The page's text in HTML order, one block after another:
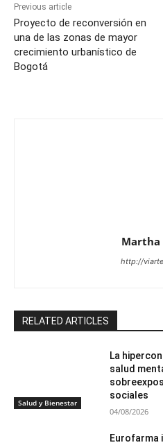
Previous article
Proyecto de reconversión en
una de las zonas de mayor
crecimiento urbanístico de
Bogotá
Martha
http://
RELATED ARTICLES
Salud y Bienestar
La
salud
sociales
04/08/2026
Eurofarma